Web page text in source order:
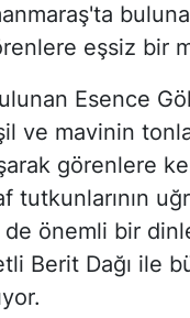
eşsiz bir
Esence
ve mavinin
görenlere
tutkunlarının
önemli bir
Berit Dağı ile